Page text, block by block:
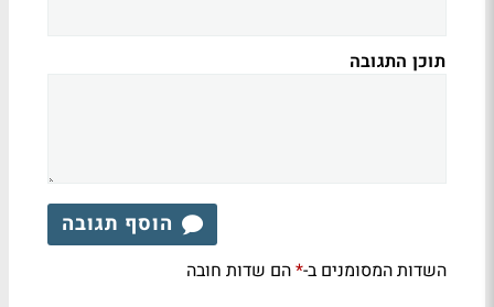
תוכן התגובה
הוסף תגובה
השדות המסומנים ב-*הם שדות חובה